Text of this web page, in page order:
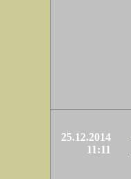
25.12.2014
11:11